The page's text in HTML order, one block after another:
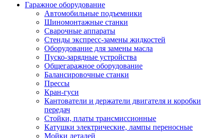
Гаражное оборудование
Автомобильные подъемники
Шиномонтажные станки
Сварочные аппараты
Стенды экспресс-замены жидкостей
Оборудование для замены масла
Пуско-зарядные устройства
Общегаражное оборудование
Балансировочные станки
Прессы
Кран-гуси
Кантователи и держатели двигателя и коробки
передач
Стойки, платы трансмиссионные
Катушки электрические, лампы переносные
Мойки деталей